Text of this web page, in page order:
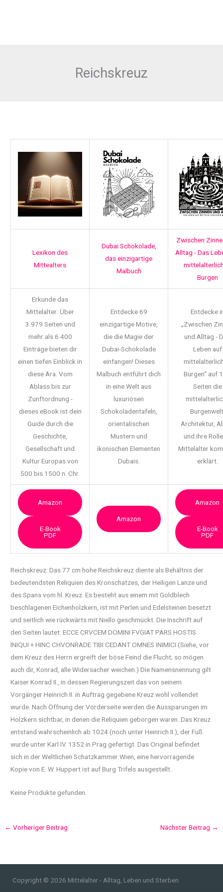
Reichskreuz
Lexikon des
Mittealters
Dubai Schokolade,
das einzigartige
Malbuch
Zwischen
Alltag - Das
Burgen
Erkunde das
Mittelalter: Über
3.979 Seiten und
mehr als 6.400
Einträge bieten dir
einen tiefen Einblick in
diese Ära. Vom
Ablass bis zur
Zunftordnung -
dieses eBook ist dein
Guide durch die
Geschichte,
Gesellschaft und
Kultur Europas von
500 bis 1500 n. Chr.
Entdecke 69
einzigartige Motive,
die die Magie der
Dubai-Schokolade
einfangen! Dieses
Malbuch entführt dich
in eine Welt aus
luxuriösen
Schokoladentafeln,
orientalischen
Mustern und
ikonischen Elementen
Dubais.
Entdecke
„Zwischen
und Alltag -
Leben auf
Burgen“ auf
Seiten die
Architektur,
und ihre
Mittelalter
erklärt.
Amazon
E-Book
PDF
Amazon
Amazon
E-Book
PDF
Reichskreuz. Das 77 cm hohe Reichskreuz diente als Behältnis der
bedeutendsten Reliquien desKronschatzes, der Heiligen Lanze und
des Spans vom hl. Kreuz. Es besteht aus einem mit Goldblech
beschlagenen Eichenholzkern, ist mit Perlen und Edelsteinen besetzt
und seitlich wie rückwärts mit Niello geschmückt. Die Inschrift auf
den Seiten lautet: ECCE CRVCEM DOMINI FVGIAT PARS HOSTIS
INIQUI + HINC CHVONRADE TIBI CEDANT OMNES INIMICI (Siehe, vor
dem Kreuz des Herrn ergreift der böse Feind die Flucht; so mögen
auch dir, Konrad, alle Widersacher weichen.) Die Namensnennung gilt
Kaiser Konrad II., in dessen Regierungszeit das von seinem
Vorgänger Heinrich II. in Auftrag gegebene Kreuz wohl vollendet
wurde. Nach Öffnung der Vorderseite werden die Aussparungen im
Holzkern sichtbar, in denen die Reliquien geborgen waren. Das Kreuz
entstand wahrscheinlich ab 1024 (noch unter Heinrich II.), der Fuß
wurde unter Karl IV. 1352 in Prag gefertigt. Das Original befindet
sich in der Weltlichen Schatzkammer Wien, eine hervorragende
Kopie von E. W. Huppert ist auf Burg Trifels ausgestellt.
Keine Produkte gefunden.
← Vorheriger Beitrag Nächster Beitrag →
Copyright © 2026 Mittelalter - Alltag, Leben und Sterben